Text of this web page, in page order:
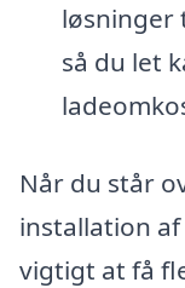
løsninger
så du let
Når du står
installation
vigtigt at få